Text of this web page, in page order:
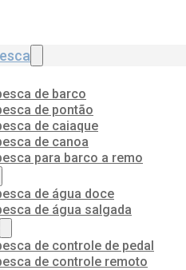
de barco
de pontão
de caiaque
de canoa
para barco a remo
de água doce
de água salgada
de controle de pedal
de controle remoto